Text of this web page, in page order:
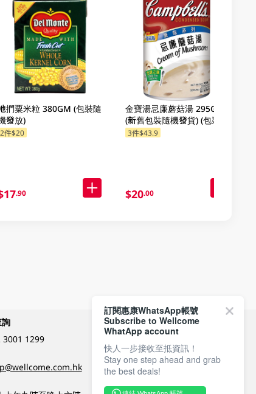
捫粟米粒 380GM (包裝隨
發放)
2件$20
.90
金寶湯忌廉蘑菇湯 295GM
(新舊包裝隨機發貨) (包裝隨
機發放)
3件$43.9
$20.00
3001 1299
付款方式
關注我們
訂閱惠康WhatsApp帳號
Subscribe to Wellcome
WhatApp account
快人一步接收至抵資訊！
Stay one step ahead and grab
the best deals!